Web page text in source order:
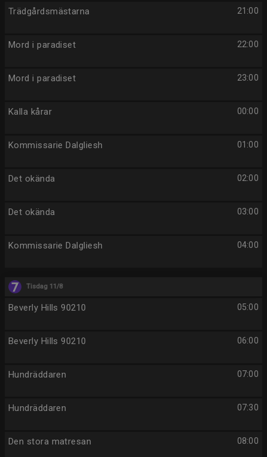
21:00
Trädgårdsmästarna
22:00
Mord i paradiset
23:00
Mord i paradiset
00:00
Kalla kårar
01:00
Kommissarie Dalgliesh
02:00
Det okända
03:00
Det okända
04:00
Kommissarie Dalgliesh
Tisdag 11/8
05:00
Beverly Hills 90210
06:00
Beverly Hills 90210
07:00
Hundräddaren
07:30
Hundräddaren
08:00
Den stora matresan